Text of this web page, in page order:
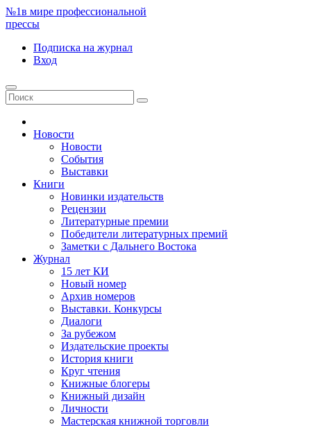
№1в мире профессиональной
прессы
Подписка на журнал
Вход
Новости
Новости
События
Выставки
Книги
Новинки издательств
Рецензии
Литературные премии
Победители литературных премий
Заметки с Дальнего Востока
Журнал
15 лет КИ
Новый номер
Архив номеров
Выставки. Конкурсы
Диалоги
За рубежом
Издательские проекты
История книги
Круг чтения
Книжные блогеры
Книжный дизайн
Личности
Мастерская книжной торговли